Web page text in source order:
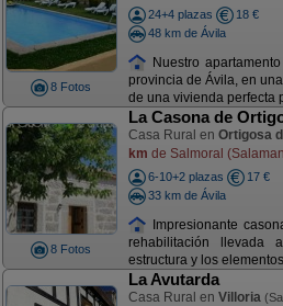
8 Fotos
24+4 plazas
18 €
48 km de Ávila
Nuestro
provincia de Ávila, en
de una vivienda perfecta
8 Fotos
La Casona de
Casa Rural en Ortigosa
km de Salmoral
6-10+2 plazas
17 €
33 km de Ávila
Impresionante
rehabilitación
estructura y los
La Avutarda
Casa Rural en Villoria